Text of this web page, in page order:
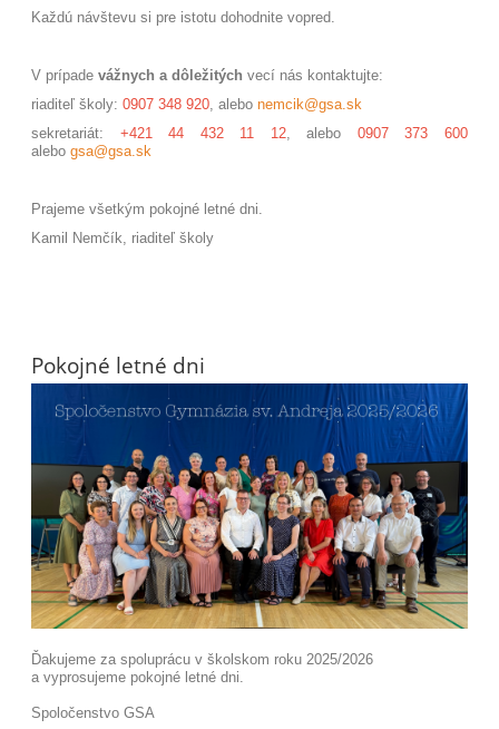
Každú návštevu si pre istotu dohodnite vopred.
V prípadevážnych a dôležitých vecí nás kontaktujte:
riaditeľ školy:0907 348 920, alebonemcik@gsa.sk
sekretariát: +421 44 432 11 12, alebo 0907 373 600
alebo gsa@gsa.sk
Prajeme všetkým pokojné letné dni.
Kamil Nemčík, riaditeľ školy
Pokojné letné dni
Ďakujeme za spoluprácu v školskom roku 2025/2026
a vyprosujeme pokojné letné dni.
Spoločenstvo GSA